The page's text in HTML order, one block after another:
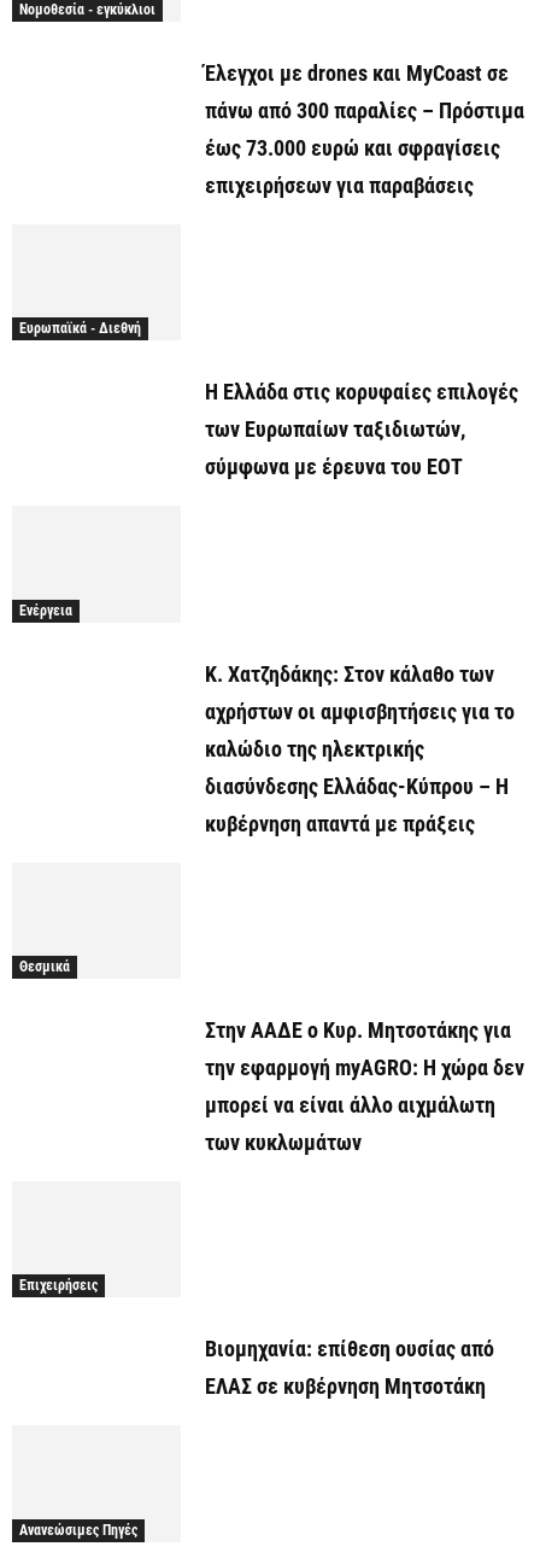
Νομοθεσία - εγκύκλιοι
Έλεγχοι με drones και MyCoast σε
πάνω από 300 παραλίες – Πρόστιμα
έως 73.000 ευρώ και σφραγίσεις
επιχειρήσεων για παραβάσεις
Ευρωπαϊκά - Διεθνή
Η Ελλάδα στις κορυφαίες επιλογές
των Ευρωπαίων ταξιδιωτών,
σύμφωνα με έρευνα του ΕΟΤ
Ενέργεια
Κ. Χατζηδάκης: Στον κάλαθο των
αχρήστων οι αμφισβητήσεις για το
καλώδιο της ηλεκτρικής
διασύνδεσης Ελλάδας-Κύπρου – Η
κυβέρνηση απαντά με πράξεις
Θεσμικά
Στην ΑΑΔΕ ο Κυρ. Μητσοτάκης για
την εφαρμογή myAGRO: Η χώρα δεν
μπορεί να είναι άλλο αιχμάλωτη
των κυκλωμάτων
Επιχειρήσεις
Βιομηχανία: επίθεση ουσίας από
ΕΛΑΣ σε κυβέρνηση Μητσοτάκη
Ανανεώσιμες Πηγές